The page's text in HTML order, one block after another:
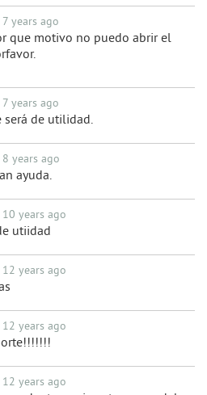
7 years ago
que motivo no puedo abrir el
7 years ago
será de utilidad.
8 years ago
ayuda.
10 years ago
utiidad
12 years ago
12 years ago
12 years ago